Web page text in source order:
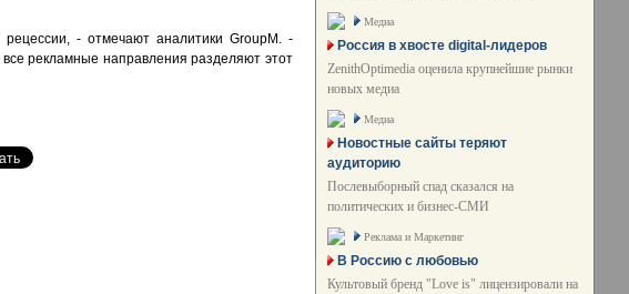
- отмечают аналитики GroupM. -
рекламные направления разделяют этот
Медиа
Россия в хвосте digital-лидеров
ZenithOptimedia оценила крупнейшие рынки
новых медиа
Медиа
Новостные сайты теряют
аудиторию
Послевыборный спад сказался на
политических и бизнес-СМИ
Реклама и Маркетинг
В Россию с любовью
Культовый бренд "Love is" лицензировали на